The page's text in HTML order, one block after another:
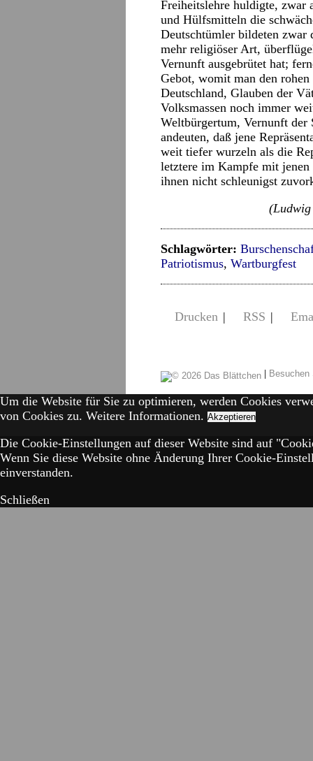
Freiheitslehre huldigte, zwar
und Hülfsmitteln die
Deutschtümler bildeten
mehr religiöser Art,
Vernunft ausgebrütet hat;
Gebot, womit man den
Deutschland, Glauben der
Volksmassen noch immer
Weltbürgertum, Vernunft
andeuten, daß jene
weit tiefer wurzeln als die
letztere im Kampfe mit
ihnen nicht schleunigst
Schlagwörter:
Patriotismus, Wartburgfest
Drucken | RSS |
|
Um die Website für Sie zu optimieren, werden Cookies
von Cookies zu. Weitere Informationen. Akzeptieren
Die Cookie-Einstellungen auf dieser Website sind auf
Wenn Sie diese Website ohne Änderung Ihrer Cookie-
einverstanden.
Schließen